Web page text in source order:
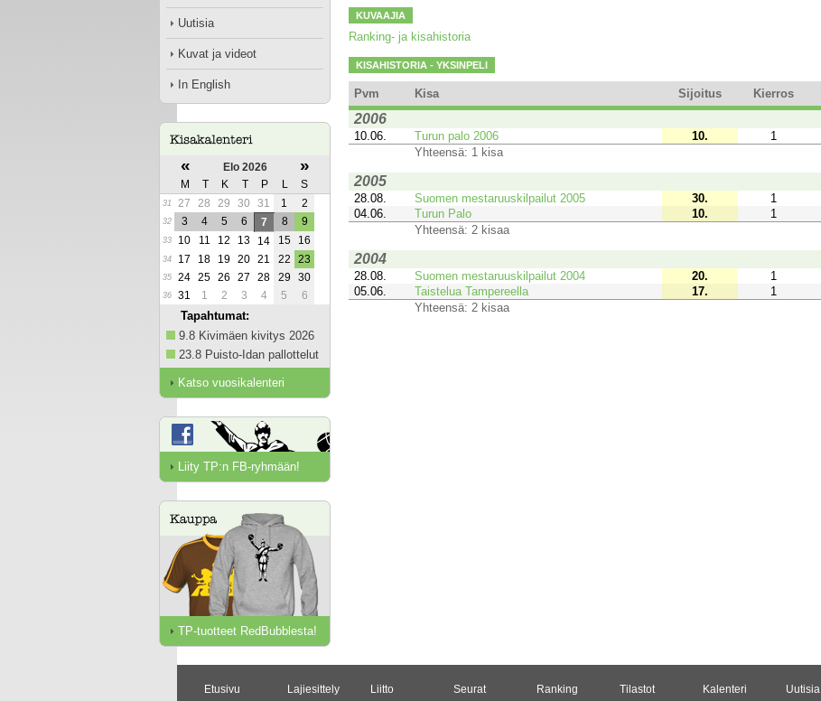
Uutisia
Kuvat ja videot
In English
« Elo 2026 »
M T K T P L S
31 27 28 29 30 31 1 2
32 3 4 5 6 7 8 9
33 10 11 12 13 14 15 16
34 17 18 19 20 21 22 23
35 24 25 26 27 28 29 30
36 31 1 2 3 4 5 6
Tapahtumat:
9.8 Kivimäen kivitys 2026
23.8 Puisto-Idan pallottelut
Katso vuosikalenteri
Liity TP:n FB-ryhmään!
TP-tuotteet RedBubblesta!
KUVAAJIA
Ranking- ja kisahistoria
KISAHISTORIA - YKSINPELI
Pvm Kisa Sijoitus Kierros
2006
10.06. Turun palo 2006 10. 1
Yhteensä: 1 kisa
2005
28.08. Suomen mestaruuskilpailut 2005 30. 1
04.06.
Turun Palo 10. 1
Yhteensä: 2 kisaa
2004
28.08. Suomen mestaruuskilpailut 2004 20. 1
05.06.
Taistelua Tampereella 17. 1
Yhteensä: 2 kisaa
Etusivu Lajiesittely Liitto Seurat Ranking Tilastot Kalenteri Uutisia